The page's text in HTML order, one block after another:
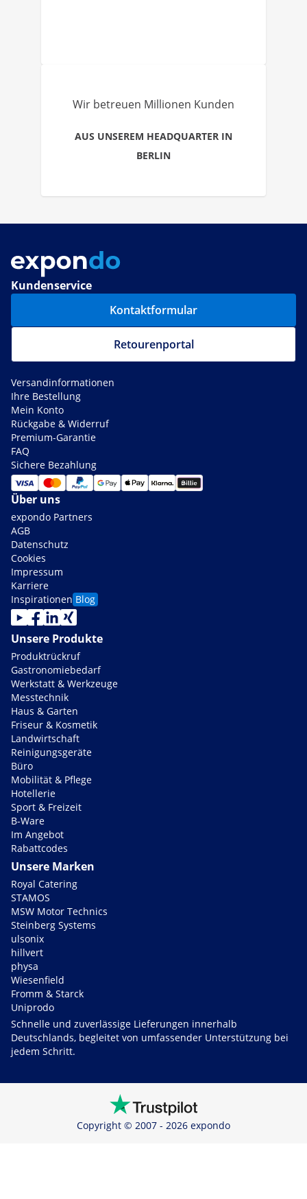
Wir betreuen Millionen Kunden
AUS UNSEREM HEADQUARTER IN
BERLIN
Kundenservice
Kontaktformular
Retourenportal
Versandinformationen
Ihre Bestellung
Mein Konto
Rückgabe & Widerruf
Premium-Garantie
FAQ
Sichere Bezahlung
Über uns
expondo Partners
AGB
Datenschutz
Cookies
Impressum
Karriere
Inspirationen Blog
Unsere Produkte
Produktrückruf
Gastronomiebedarf
Werkstatt & Werkzeuge
Messtechnik
Haus & Garten
Friseur & Kosmetik
Landwirtschaft
Reinigungsgeräte
Büro
Mobilität & Pflege
Hotellerie
Sport & Freizeit
B-Ware
Im Angebot
Rabattcodes
Unsere Marken
Royal Catering
STAMOS
MSW Motor Technics
Steinberg Systems
ulsonix
hillvert
physa
Wiesenfield
Fromm & Starck
Uniprodo
Schnelle und zuverlässige Lieferungen innerhalb
Deutschlands, begleitet von umfassender Unterstützung bei
jedem Schritt.
Copyright © 2007 - 2026 expondo